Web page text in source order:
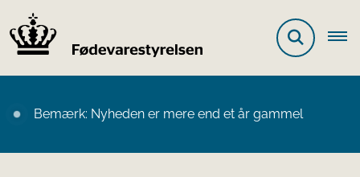
Bemærk: Nyheden er mere end et år gammel